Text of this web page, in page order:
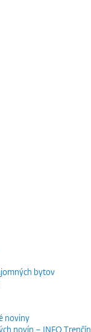
bytov
noviny
novín – INFO Trenčín